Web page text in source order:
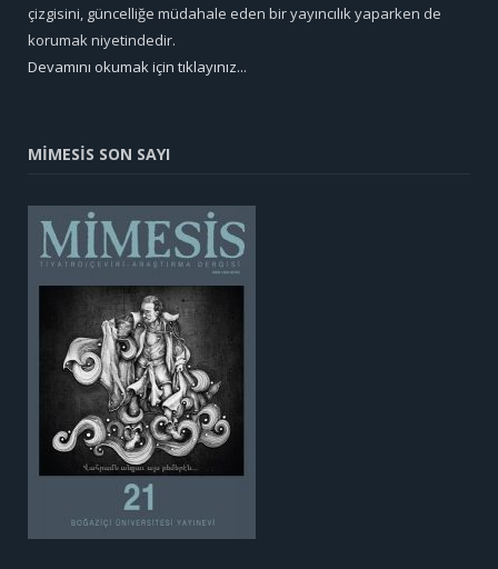
çizgisini, güncelliğe müdahale eden bir yayıncılık yaparken de
korumak niyetindedir.
Devamını okumak için tıklayınız...
MİMESİS SON SAYI